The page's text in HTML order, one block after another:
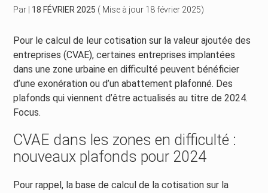
Par 18 FÉVRIER 2025 ( Mise à jour 18 février 2025)
Pour le calcul de leur cotisation sur la valeur ajoutée des
entreprises (CVAE), certaines entreprises implantées
dans une zone urbaine en difficulté peuvent bénéficier
d’une exonération ou d’un abattement plafonné. Des
plafonds qui viennent d’être actualisés au titre de 2024.
Focus.
CVAE dans les zones en difficulté :
nouveaux plafonds pour 2024
Pour rappel, la base de calcul de la cotisation sur la